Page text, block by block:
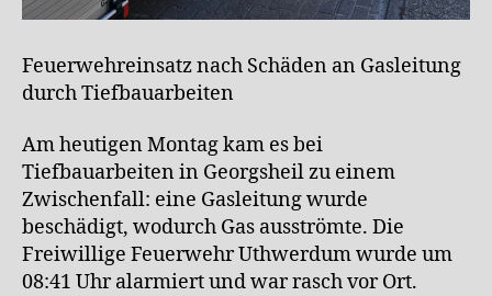
Feuerwehreinsatz nach Schäden an Gasleitung
durch Tiefbauarbeiten
Am heutigen Montag kam es bei
Tiefbauarbeiten in Georgsheil zu einem
Zwischenfall: eine Gasleitung wurde
beschädigt, wodurch Gas ausströmte. Die
Freiwillige Feuerwehr Uthwerdum wurde um
08:41 Uhr alarmiert und war rasch vor Ort.